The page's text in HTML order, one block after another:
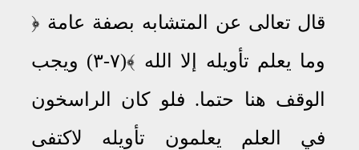
قال تعالى عن المتشابه بصفة عامة ﴿
وما يعلم تأويله إلا الله ﴾(٧-٣) ويجب
الوقف هنا حتما. فلو كان الراسخون
في العلم يعلمون تأويله لاكتفى